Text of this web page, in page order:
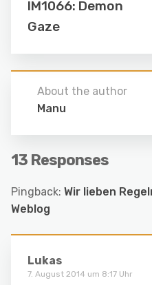
IM1066: Demon
Gaze
About the author
Manu
13 Responses
Pingback: Wir lieben
Weblog
Lukas
7. August 2014 um 8:17 Uhr